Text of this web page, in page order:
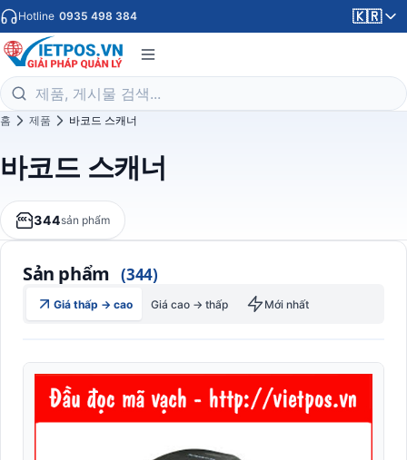
Hotline 0935 498 384 🇰🇷
홈 제품 바코드 스캐너
바코드 스캐너
344sản phẩm
Sản phẩm (344)
Giá thấp → cao Giá cao → thấp Mới nhất